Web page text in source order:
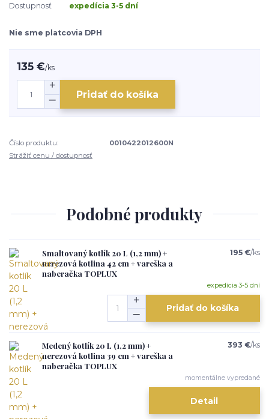
Dostupnosť expedícia 3-5 dní
Nie sme platcovia DPH
135 €/ks
Pridať do košíka
Číslo produktu:
0010422012600N
Strážiť cenu / dostupnosť
Podobné produkty
Smaltovaný kotlík 20 L (1,2 mm) +
nerezová kotlina 42 cm + vareška a
naberačka TOPLUX
195 €/ks
expedícia 3-5 dní
Pridať do košíka
Medený kotlík 20 L (1,2 mm) +
nerezová kotlina 39 cm + vareška a
naberačka TOPLUX
393 €/ks
momentálne vypredané
Detail